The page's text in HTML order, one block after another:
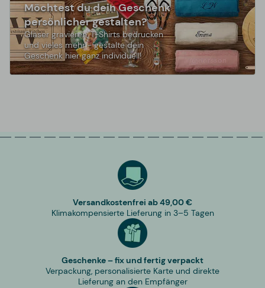
Möchtest du dein Geschenk
persönlicher gestalten?
Gläser gravieren, T-Shirts bedrucken
und vieles mehr - gestalte dein
Geschenk hier ganz individuell!
Versandkostenfrei ab 49,00 €
Klimakompensierte Lieferung in 3–5 Tagen
Geschenke – fix und fertig verpackt
Verpackung, personalisierte Karte und direkte
Lieferung an den Empfänger